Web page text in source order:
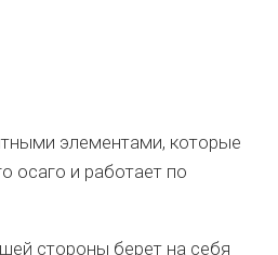
элементами, которые
осаго и работает по
стороны берет на себя